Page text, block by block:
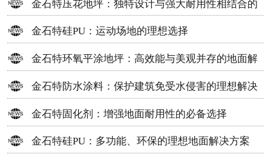
金石特压花地坪：独特设计与强大耐用性相结合的
地面材料
金石特硅PU：运动场地的理想选择
金石特环氧平涂地坪：高效能与美观并存的地面解
决方案
金石特防水涂料：保护建筑免受水侵害的理想解决
方案
金石特固化剂：增强地面耐用性的必备选择
金石特硅PU：多功能、环保的理想地面解决方案